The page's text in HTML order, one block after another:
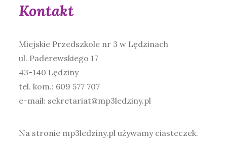
Kontakt
Miejskie Przedszkole nr 3 w Lędzinach
ul. Paderewskiego 17
43-140 Lędziny
tel. kom.: 609 577 707
e-mail: sekretariat@mp3ledziny.pl
Na stronie mp3ledziny.pl używamy ciasteczek.